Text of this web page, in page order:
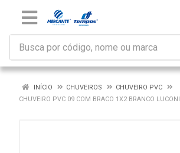
INÍCIO CHUVEIROS
CHUVEIRO PVC
CHUVEIRO PVC 09 COM BRACO 1X2 BRANCO LUCONI